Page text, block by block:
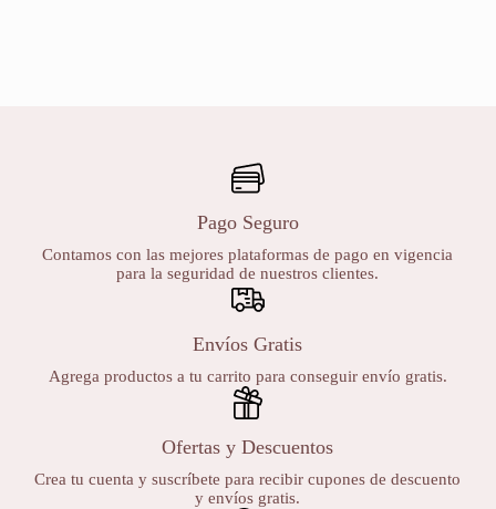
Pago Seguro
Contamos con las mejores plataformas de pago en vigencia
para la seguridad de nuestros clientes.
Envíos Gratis
Agrega productos a tu carrito para conseguir envío gratis.
Ofertas y Descuentos
Crea tu cuenta y suscríbete para recibir cupones de descuento
y envíos gratis.